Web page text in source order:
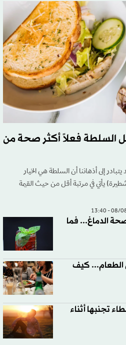
السلطة فعلاً أكثر صحة من
إلى أذهاننا أن السلطة هي الخيار
يأتي في مرتبة أقل من حيث القيمة
الدماغ... فما
الطعام... كيف
والرياضة... 5 أخطاء تجنبها أثناء